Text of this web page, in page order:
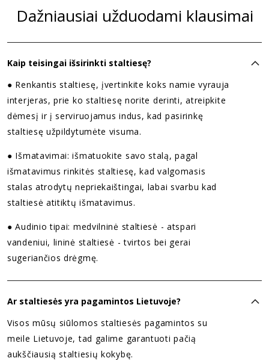
Dažniausiai užduodami klausimai
Kaip teisingai išsirinkti staltiesę?
● Renkantis staltiesę, įvertinkite koks namie vyrauja
interjeras, prie ko staltiesę norite derinti, atreipkite
dėmesį ir į serviruojamus indus, kad pasirinkę
staltiesę užpildytumėte visuma.
● Išmatavimai: išmatuokite savo stalą, pagal
išmatavimus rinkitės staltiesę, kad valgomasis
stalas atrodytų nepriekaištingai, labai svarbu kad
staltiesė atitiktų išmatavimus.
● Audinio tipai: medvilninė staltiesė - atspari
vandeniui, lininė staltiesė - tvirtos bei gerai
sugeriančios drėgmę.
Ar staltiesės yra pagamintos Lietuvoje?
Visos mūsų siūlomos staltiesės pagamintos su
meile Lietuvoje, tad galime garantuoti pačią
aukščiausią staltiesių kokybę.